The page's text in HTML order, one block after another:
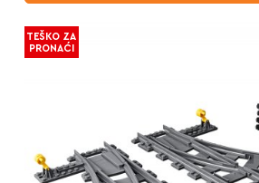
TEŠKO ZA
PRONAĆI